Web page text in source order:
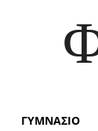
ΓΥΜΝΑΣΙΟ